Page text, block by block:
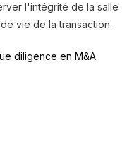
l'intégrité de la salle
vie de la transaction.
diligence en M&A